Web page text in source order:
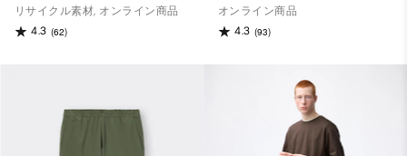
リサイクル素材, オンライン商品
4.3 (62)
オンライン商品
4.3 (93)